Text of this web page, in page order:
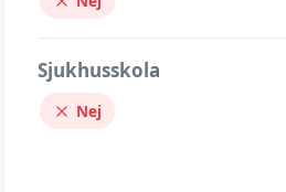
Sjukhusskola
Nej